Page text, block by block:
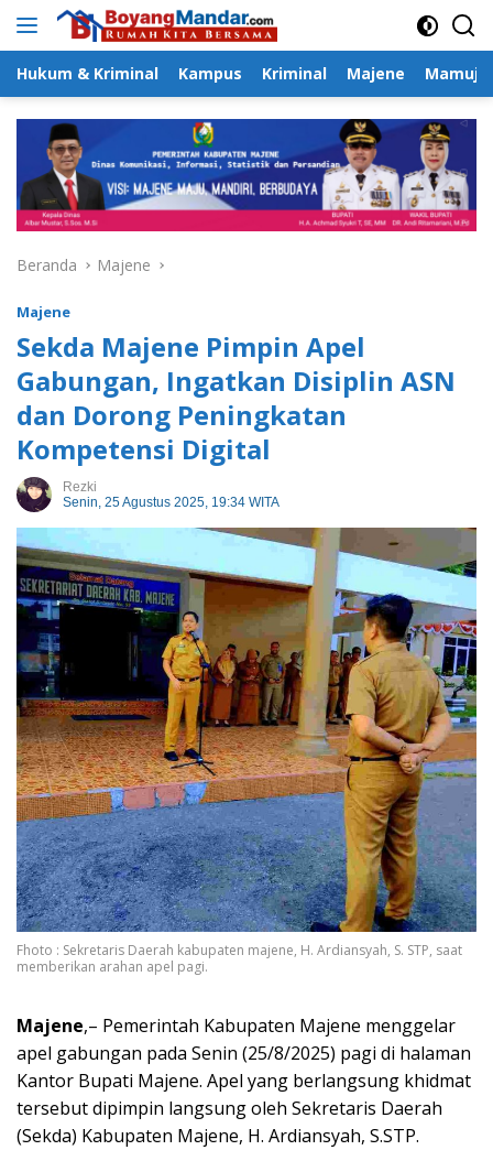
Langsung
Hukum & Kriminal Kampus Kriminal Majene Mamuju
Beranda Majene
Majene
Sekda Majene Pimpin Apel
Gabungan, Ingatkan Disiplin ASN
dan Dorong Peningkatan
Kompetensi Digital
Rezki
Senin, 25 Agustus 2025, 19:34 WITA
Fhoto : Sekretaris Daerah kabupaten majene, H. Ardiansyah, S. STP, saat
memberikan arahan apel pagi.
Majene,– Pemerintah Kabupaten Majene menggelar
apel gabungan pada Senin (25/8/2025) pagi di halaman
Kantor Bupati Majene. Apel yang berlangsung khidmat
tersebut dipimpin langsung oleh Sekretaris Daerah
(Sekda) Kabupaten Majene, H. Ardiansyah, S.STP.